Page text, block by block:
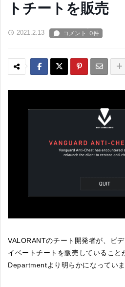
トチートを販売
2021.2.13
VALORANTのチート開発者が、ビ
イベートチートを販売しているこ
Departmentより明らかになっていま